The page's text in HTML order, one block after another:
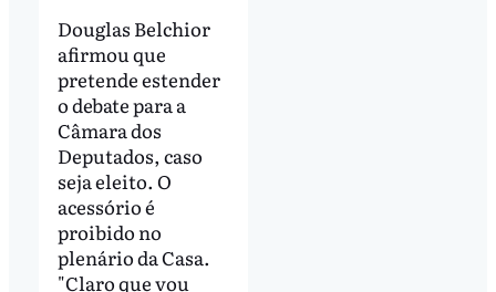
Douglas Belchior
afirmou que
pretende estender
o debate para a
Câmara dos
Deputados, caso
seja eleito. O
acessório é
proibido no
plenário da Casa.
"Claro que vou